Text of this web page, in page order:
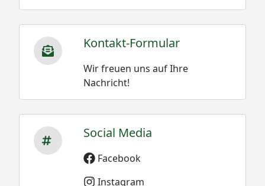
Kontakt-Formular
Wir freuen uns auf Ihre
Nachricht!
Social Media
Facebook
Instagram